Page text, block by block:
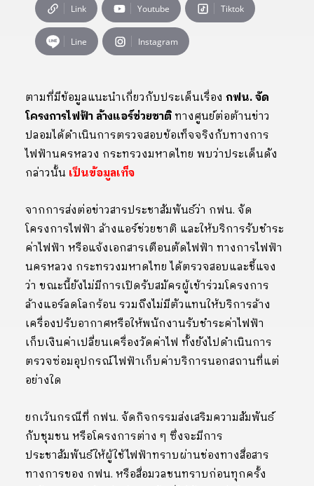
Link Youtube Tiktok
Line Instagram
ตามที่มีข้อมูลแนะนำเกี่ยวกับประเด็นเรื่อง กฟน. จัด
โครงการไฟฟ้า ล้างแอร์ช่วยชาติทางศูนย์ต่อต้านข่าว
ปลอมได้ดำเนินการตรวจสอบข้อเท็จจริงกับทางการ
ไฟฟ้านครหลวง กระทรวงมหาดไทย พบว่าประเด็นดัง
กล่าวนั้น เป็นข้อมูลเท็จ
จากการส่งต่อข่าวสารประชาสัมพันธ์ว่า กฟน. จัด
โครงการไฟฟ้า ล้างแอร์ช่วยชาติ และให้บริการรับชำระ
ค่าไฟฟ้า หรือแจ้งเอกสารเตือนตัดไฟฟ้า ทางการไฟฟ้า
นครหลวง กระทรวงมหาดไทย ได้ตรวจสอบและชี้แจง
ว่า ขณะนี้ยังไม่มีการเปิดรับสมัครผู้เข้าร่วมโครงการ
ล้างแอร์ลดโลกร้อน รวมถึงไม่มีตัวแทนให้บริการล้าง
เครื่องปรับอากาศหรือให้พนักงานรับชำระค่าไฟฟ้า
เก็บเงินค่าเปลี่ยนเครื่องวัดค่าไฟ ทั้งยังไปดำเนินการ
ตรวจซ่อมอุปกรณ์ไฟฟ้าเก็บค่าบริการนอกสถานที่แต่
อย่างใด
ยกเว้นกรณีที่ กฟน. จัดกิจกรรมส่งเสริมความสัมพันธ์
กับชุมชน หรือโครงการต่าง ๆ ซึ่งจะมีการ
ประชาสัมพันธ์ให้ผู้ใช้ไฟฟ้าทราบผ่านช่องทางสื่อสาร
ทางการของ กฟน. หรือสื่อมวลชนทราบก่อนทุกครั้ง